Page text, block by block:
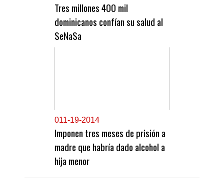
Tres millones 400 mil
dominicanos confían su salud al
SeNaSa
011-19-2014
Imponen tres meses de prisión a
madre que habría dado alcohol a
hija menor